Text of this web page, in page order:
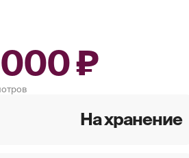
₽
На хранение